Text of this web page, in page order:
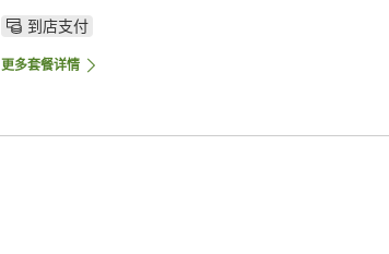
到店支付
更多套餐详情